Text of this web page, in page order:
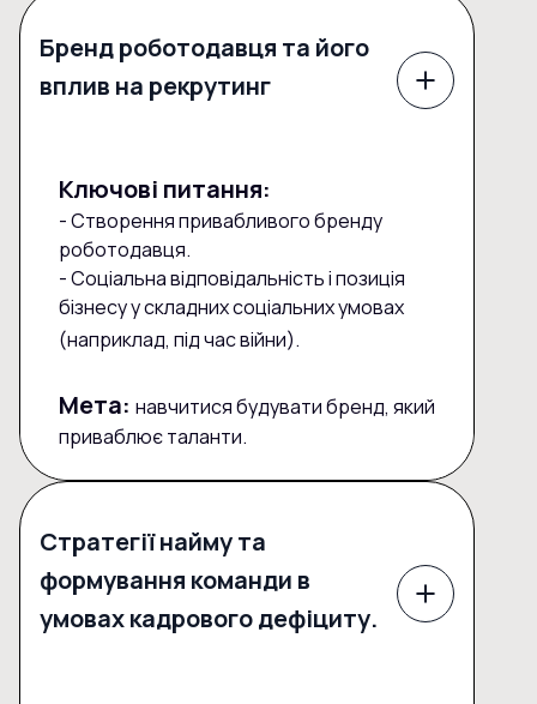
Бренд роботодавця та його
вплив на рекрутинг
Ключові питання:
- Створення привабливого бренду
роботодавця.
- Соціальна відповідальність і позиція
бізнесу у складних соціальних умовах
(наприклад, під час війни).
Мета: навчитися будувати бренд, який
приваблює таланти.
Стратегії найму та
формування команди в
умовах кадрового дефіциту.